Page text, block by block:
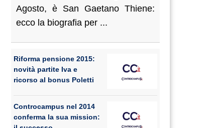
Agosto, è San Gaetano Thiene:
ecco la biografia per ...
Riforma pensione 2015:
novità partite Iva e
ricorso al bonus Poletti
Controcampus nel 2014
conferma la sua mission: